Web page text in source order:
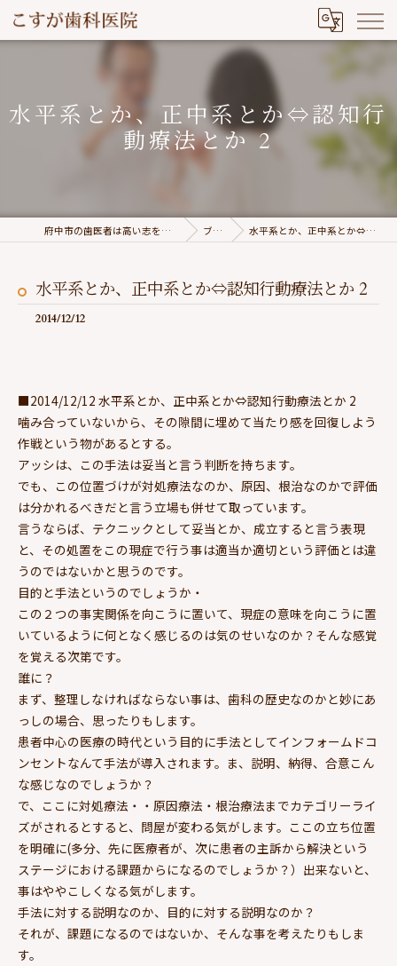
水平系とか、正中系とか⇔認知行
動療法とか 2
府中市の歯医者は高い志を持つこすが歯科医院 ブログ 水平系とか、正中系とか⇔認知行動療法とか 2
水平系とか、正中系とか⇔認知行動療法とか 2
2014/12/12
■2014/12/12 水平系とか、正中系とか⇔認知行動療法とか 2
噛み合っていないから、その隙間に埋めて当たり感を回復しよう
作戦という物があるとする。
アッシは、この手法は妥当と言う判断を持ちます。
でも、この位置づけが対処療法なのか、原因、根治なのかで評価
は分かれるべきだと言う立場も併せて取っています。
言うならば、テクニックとして妥当とか、成立すると言う表現
と、その処置をこの現症で行う事は適当か適切という評価とは違
うのではないかと思うのです。
目的と手法というのでしょうか・
この２つの事実関係を向こうに置いて、現症の意味を向こうに置
いているように何となく感じるのは気のせいなのか？そんな感覚
を覚える次第です。
誰に？
まず、整理しなければならない事は、歯科の歴史なのかと妙にあ
っしの場合、思ったりもします。
患者中心の医療の時代という目的に手法としてインフォームドコ
ンセントなんて手法が導入されます。ま、説明、納得、合意こん
な感じなのでしょうか？
で、ここに対処療法・・原因療法・根治療法までカテゴリーライ
ズがされるとすると、問屋が変わる気がします。ここの立ち位置
を明確に(多分、先に医療者が、次に患者の主訴から解決という
ステージにおける課題からになるのでしょうか？）出来ないと、
事はややこしくなる気がします。
手法に対する説明なのか、目的に対する説明なのか？
それが、課題になるのではないか、そんな事を考えたりもしま
す。